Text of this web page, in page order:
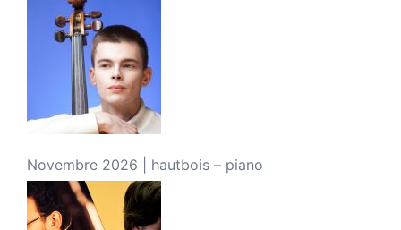
Novembre 2026 | hautbois – piano